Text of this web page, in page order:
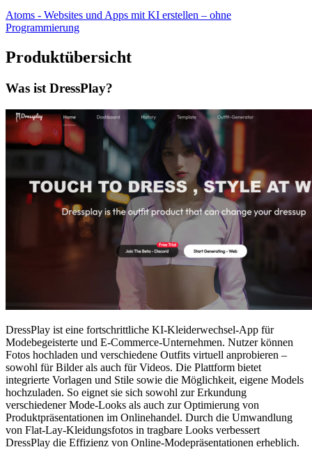
Atoms - Websites und Apps mit KI erstellen – ohne
Programmierung
Produktübersicht
Was ist DressPlay?
DressPlay ist eine fortschrittliche KI-Kleiderwechsel-App für
Modebegeisterte und E-Commerce-Unternehmen. Nutzer können
Fotos hochladen und verschiedene Outfits virtuell anprobieren –
sowohl für Bilder als auch für Videos. Die Plattform bietet
integrierte Vorlagen und Stile sowie die Möglichkeit, eigene Models
hochzuladen. So eignet sie sich sowohl zur Erkundung
verschiedener Mode-Looks als auch zur Optimierung von
Produktpräsentationen im Onlinehandel. Durch die Umwandlung
von Flat-Lay-Kleidungsfotos in tragbare Looks verbessert
DressPlay die Effizienz von Online-Modepräsentationen erheblich.